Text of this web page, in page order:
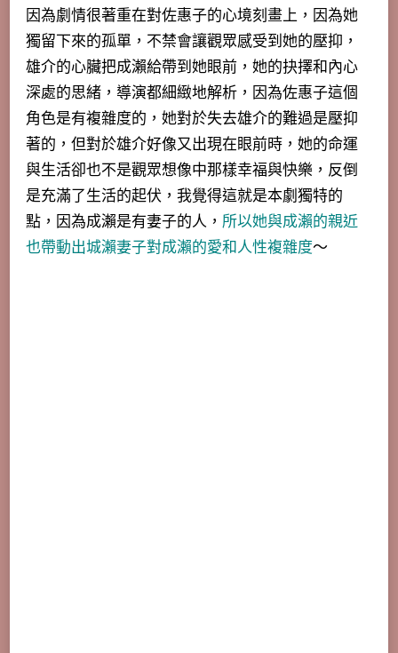
因為劇情很著重在對佐惠子的心境刻畫上，因為她
獨留下來的孤單，不禁會讓觀眾感受到她的壓抑，
雄介的心臟把成瀨給帶到她眼前，她的抉擇和內心
深處的思緒，導演都細緻地解析，因為佐惠子這個
角色是有複雜度的，她對於失去雄介的難過是壓抑
著的，但對於雄介好像又出現在眼前時，她的命運
與生活卻也不是觀眾想像中那樣幸福與快樂，反倒
是充滿了生活的起伏，我覺得這就是本劇獨特的
點，因為成瀨是有妻子的人， 所以她與成瀨的親近
也帶動出城瀨妻子對成瀨的愛和人性複雜度～